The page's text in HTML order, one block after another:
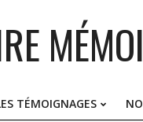
Primary
TÉMOIGNAGES